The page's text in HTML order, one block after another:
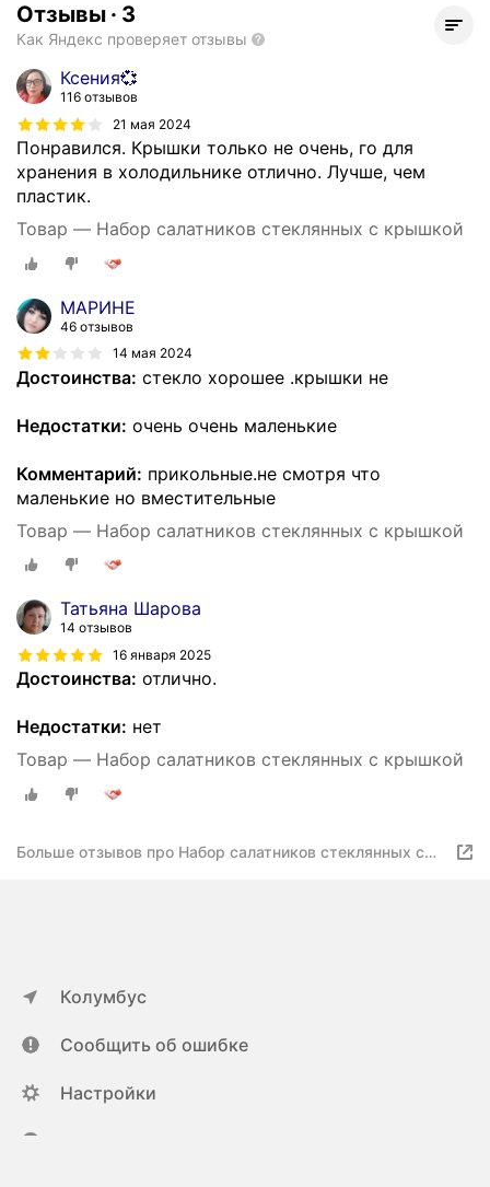
Отзывы · 3
Как Яндекс проверяет отзывы
Ксения💞
116 отзывов
21 мая 2024
Понравился. Крышки только не очень, го для
хранения в холодильнике отлично. Лучше, чем
пластик.
Товар — Набор салатников стеклянных с крышкой
МАРИНЕ
46 отзывов
14 мая 2024
Достоинства: стекло хорошее .крышки не
Недостатки: очень очень маленькие
Комментарий: прикольные.не смотря что
маленькие но вместительные
Товар — Набор салатников стеклянных с крышкой
Татьяна Шарова
14 отзывов
16 января 2025
Достоинства: отлично.
Недостатки: нет
Товар — Набор салатников стеклянных с крышкой
Больше отзывов про Набор салатников стеклянных с
Колумбус
Сообщить об ошибке
Настройки